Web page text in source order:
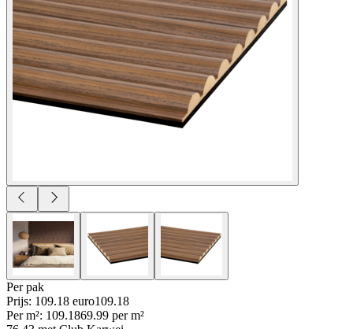
Per pak
Prijs: 109.18 euro109.18
Per m²: 109.1869.99 per m²